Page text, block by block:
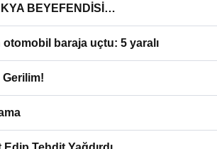
BEYEFENDİSİ…
otomobil baraja uçtu: 5 yaralı
Gerilim!